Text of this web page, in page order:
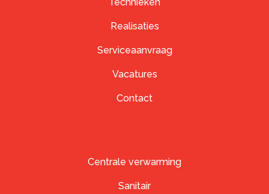
Technieken
Realisaties
Serviceaanvraag
Vacatures
Contact
Centrale verwarming
Sanitair